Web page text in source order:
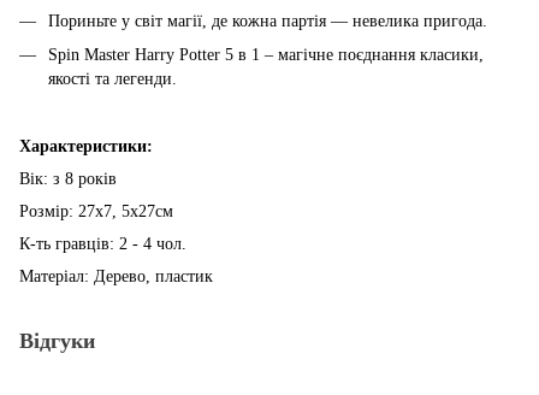
Пориньте у світ магії, де кожна партія — невелика пригода.
Spin Master Harry Potter 5 в 1 – магічне поєднання класики,
якості та легенди.
Характеристики:
Вік: з 8 років
Розмір: 27х7, 5х27см
К-ть гравців: 2 - 4 чол.
Матеріал: Дерево, пластик
Відгуки